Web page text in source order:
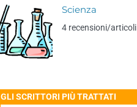
Scienza
4 recensioni/articoli
GLI SCRITTORI PIÙ TRATTATI